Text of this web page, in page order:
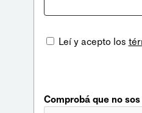
Leí y acepto los
Comprobá que no